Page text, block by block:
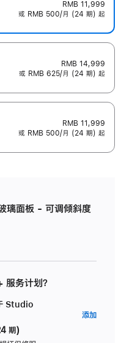
RMB 11,999
或 RMB 500/月 (24 期) 起
RMB 14,999
或 RMB 625/月 (24 期) 起
RMB 11,999
或 RMB 500/月 (24 期) 起
面板 - 可调倾斜度
务计划？
Studio
期)
添加